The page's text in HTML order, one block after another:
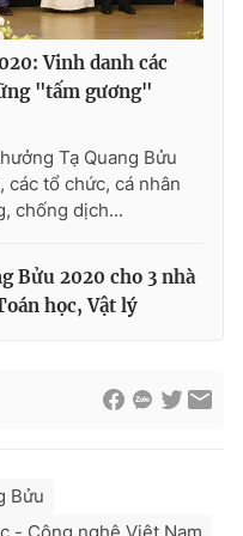
Nam
Vinh danh các
"tấm gương"
Tạ Quang Bửu
các tổ chức, cá nhân
chống dịch...
Bửu 2020 cho 3 nhà
học, Vật lý
Bửu